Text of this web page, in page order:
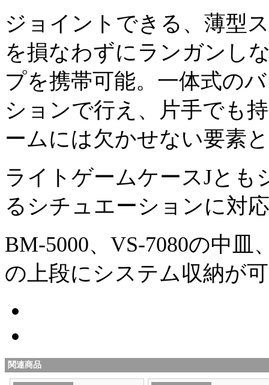
ジョイントできる、薄型
を損なわずにランガンし
プを携帯可能。一体式の
ションで行え、片手でも
ームには欠かせない要素
ライトゲームケースJと
るシチュエーションに対
BM-5000、VS-7080の中皿
の上段にシステム収納が
関連商品